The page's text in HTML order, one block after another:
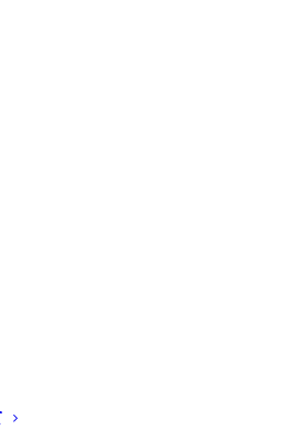
ルトポーチ
とした形が特徴的な小さなベル
ップをベルトに通して装着いた
の財布などの持ち歩きにちょう
ラップデザインを「カドマル」
いただけます。